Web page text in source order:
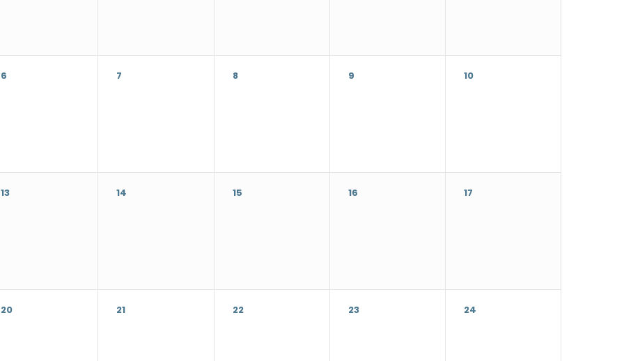
6 7 8 9 10
13 14 15 16 17
20 21 22 23 24